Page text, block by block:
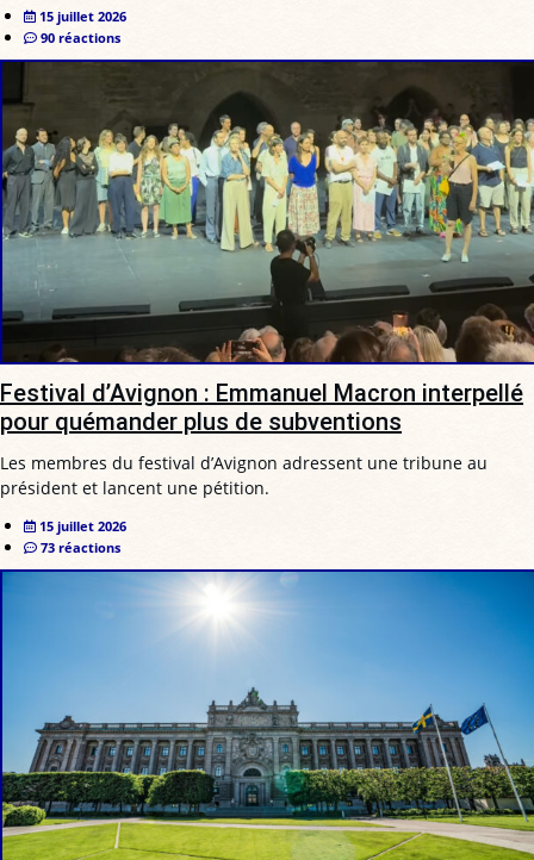
15 juillet 2026
90 réactions
Festival d’Avignon : Emmanuel Macron interpellé
pour quémander plus de subventions
Les membres du festival d’Avignon adressent une tribune au
président et lancent une pétition.
15 juillet 2026
73 réactions